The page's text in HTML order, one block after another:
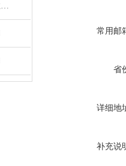
气相色谱仪推动分析检测行业智能化发展
常用邮
省
详细地
补充说